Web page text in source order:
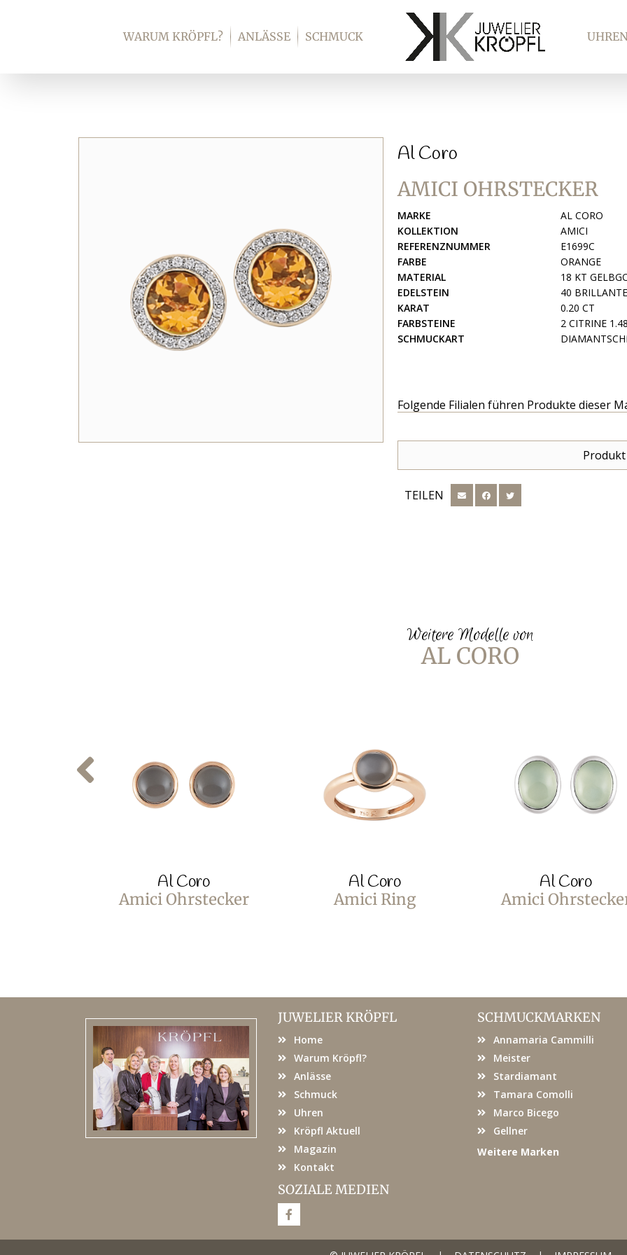
WARUM KRÖPFL? ANLÄSSE SCHMUCK
Al Coro
AMICI OHRSTECKER
MARKE
AL CORO
KOLLEKTION
AMICI
REFERENZNUMMER
E1699C
FARBE
ORANGE
MATERIAL
18 KT
EDELSTEIN
40
KARAT
0.20 CT
FARBSTEINE
2 CITRINE
SCHMUCKART
Folgende Filialen führen Produkte dieser
TEILEN
Weitere Modelle von
AL CORO
Al Coro
Amici Ohrstecker
Al Coro
Amici Ring
Al Coro
Amici
JUWELIER KRÖPFL
Home
Warum Kröpfl?
Anlässe
Schmuck
Uhren
Kröpfl Aktuell
Magazin
Kontakt
SOZIALE MEDIEN
F
a
e
SCHMUCKMARKEN
Annamaria Cammilli
Meister
Stardiamant
Tamara Comolli
Marco Bicego
Gellner
Weitere Marken